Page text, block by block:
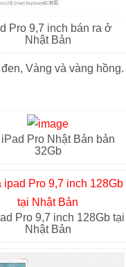
Pro 9,7 inch bán ra ở
Nhật Bản
Vàng và vàng
Pro Nhật Bản bản
32Gb
Pro 9,7 inch 128Gb tại
Nhật Bản